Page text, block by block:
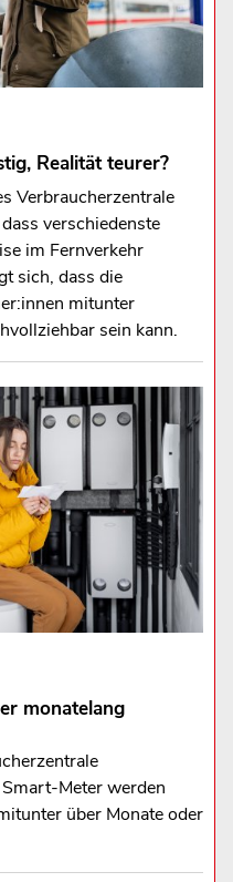
Realität teurer?
Verbraucherzentrale
verschiedenste
im Fernverkehr
sich, dass die
mitunter
sein kann.
monatelang
Meter werden
über Monate oder